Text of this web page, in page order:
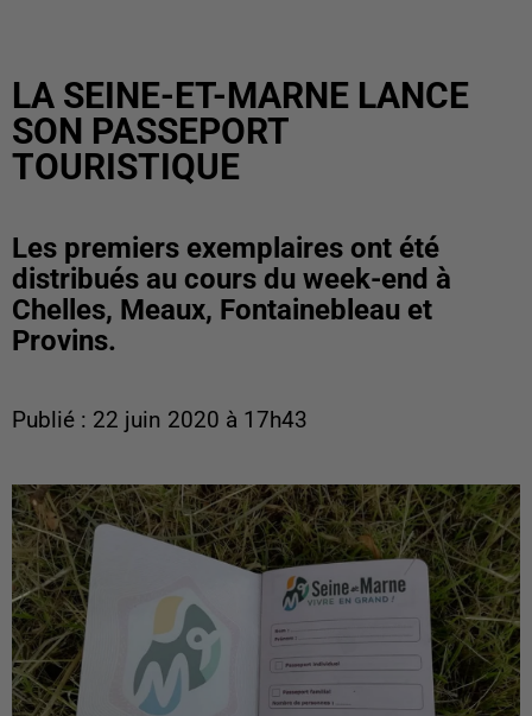
LA SEINE-ET-MARNE LANCE
SON PASSEPORT
TOURISTIQUE
Les premiers exemplaires ont été
distribués au cours du week-end à
Chelles, Meaux, Fontainebleau et
Provins.
Publié : 22 juin 2020 à 17h43